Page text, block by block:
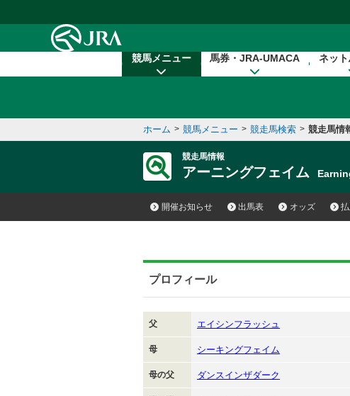
競馬メニュー 馬券・JRA-UMACA ネッ
ホーム > 競馬メニュー > 競走馬検索 > 競走馬情
競走馬情報
アーニングフェイム
開催お知らせ 出馬表 オッズ
プロフィール
父 エイシンフラッシュ
母 シーキングフェイム
母の父 ダンスインザダーク